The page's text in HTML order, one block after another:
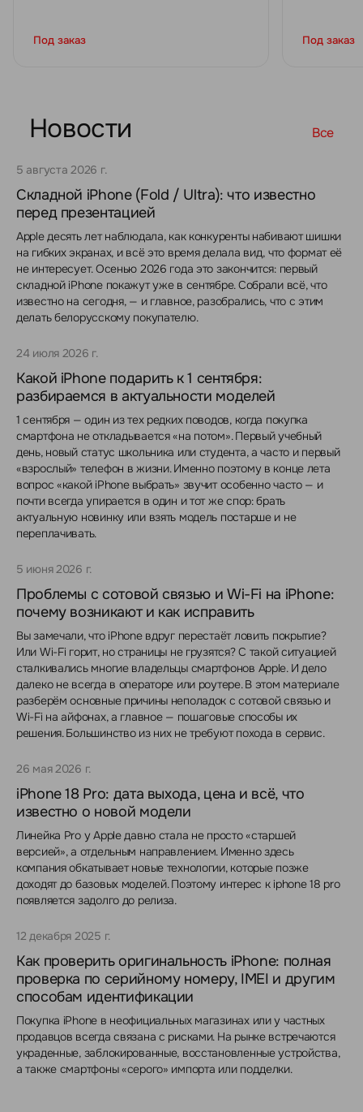
Под заказ Под заказ
Новости Все
5 августа 2026 г.
Складной iPhone (Fold / Ultra): что известно
перед презентацией
Apple десять лет наблюдала, как конкуренты набивают шишки
на гибких экранах, и всё это время делала вид, что формат её
не интересует. Осенью 2026 года это закончится: первый
складной iPhone покажут уже в сентябре. Собрали всё, что
известно на сегодня, — и главное, разобрались, что с этим
делать белорусскому покупателю.
24 июля 2026 г.
Какой iPhone подарить к 1 сентября:
разбираемся в актуальности моделей
1 сентября — один из тех редких поводов, когда покупка
смартфона не откладывается «на потом». Первый учебный
день, новый статус школьника или студента, а часто и первый
«взрослый» телефон в жизни. Именно поэтому в конце лета
вопрос «какой iPhone выбрать» звучит особенно часто — и
почти всегда упирается в один и тот же спор: брать
актуальную новинку или взять модель постарше и не
переплачивать.
5 июня 2026 г.
Проблемы с сотовой связью и Wi-Fi на iPhone:
почему возникают и как исправить
Вы замечали, что iPhone вдруг перестаёт ловить покрытие?
Или Wi-Fi горит, но страницы не грузятся? С такой ситуацией
сталкивались многие владельцы смартфонов Apple. И дело
далеко не всегда в операторе или роутере. В этом материале
разберём основные причины неполадок с сотовой связью и
Wi-Fi на айфонах, а главное — пошаговые способы их
решения. Большинство из них не требуют похода в сервис.
26 мая 2026 г.
iPhone 18 Pro: дата выхода, цена и всё, что
известно о новой модели
Линейка Pro у Apple давно стала не просто «старшей
версией», а отдельным направлением. Именно здесь
компания обкатывает новые технологии, которые позже
доходят до базовых моделей. Поэтому интерес к iphone 18 pro
появляется задолго до релиза.
12 декабря 2025 г.
Как проверить оригинальность iPhone: полная
проверка по серийному номеру, IMEI и другим
способам идентификации
Покупка iPhone в неофициальных магазинах или у частных
продавцов всегда связана с рисками. На рынке встречаются
украденные, заблокированные, восстановленные устройства,
а также смартфоны «серого» импорта или подделки.